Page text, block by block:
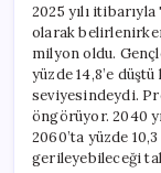
2025 yılı
olarak
milyon oldu.
yüzde 14,8’e
seviyesindeydi.
öngörüyor. 2040
2060’ta yüzde
gerileyebileceği